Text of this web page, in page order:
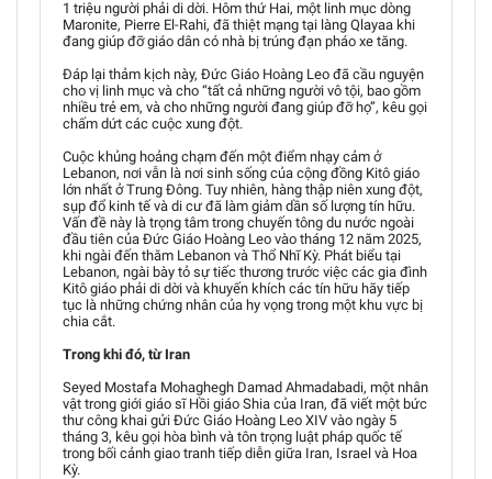
1 triệu người phải di dời. Hôm thứ Hai, một linh mục dòng
Maronite, Pierre El-Rahi, đã thiệt mạng tại làng Qlayaa khi
đang giúp đỡ giáo dân có nhà bị trúng đạn pháo xe tăng.
Đáp lại thảm kịch này, Đức Giáo Hoàng Leo đã cầu nguyện
cho vị linh mục và cho “tất cả những người vô tội, bao gồm
nhiều trẻ em, và cho những người đang giúp đỡ họ”, kêu gọi
chấm dứt các cuộc xung đột.
Cuộc khủng hoảng chạm đến một điểm nhạy cảm ở
Lebanon, nơi vẫn là nơi sinh sống của cộng đồng Kitô giáo
lớn nhất ở Trung Đông. Tuy nhiên, hàng thập niên xung đột,
sụp đổ kinh tế và di cư đã làm giảm dần số lượng tín hữu.
Vấn đề này là trọng tâm trong chuyến tông du nước ngoài
đầu tiên của Đức Giáo Hoàng Leo vào tháng 12 năm 2025,
khi ngài đến thăm Lebanon và Thổ Nhĩ Kỳ. Phát biểu tại
Lebanon, ngài bày tỏ sự tiếc thương trước việc các gia đình
Kitô giáo phải di dời và khuyến khích các tín hữu hãy tiếp
tục là những chứng nhân của hy vọng trong một khu vực bị
chia cắt.
Trong khi đó, từ Iran
Seyed Mostafa Mohaghegh Damad Ahmadabadi, một nhân
vật trong giới giáo sĩ Hồi giáo Shia của Iran, đã viết một bức
thư công khai gửi Đức Giáo Hoàng Leo XIV vào ngày 5
tháng 3, kêu gọi hòa bình và tôn trọng luật pháp quốc tế
trong bối cảnh giao tranh tiếp diễn giữa Iran, Israel và Hoa
Kỳ.